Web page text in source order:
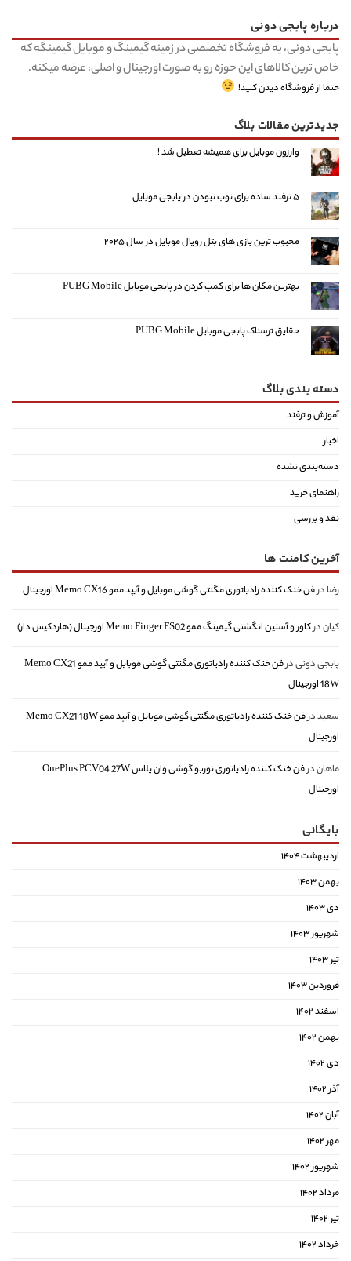
درباره پابجی دونی
پابجی دونی، یه فروشگاه تخصصی در زمینه گیمینگ و موبایل گیمینگه که
خاص ترین کالاهای این حوزه رو به صورت اورجینال و اصلی، عرضه میکنه.
حتما از فروشگاه دیدن کنید!
جدیدترین مقالات بلاگ
وارزون موبایل برای همیشه تعطیل شد !
۵ ترفند ساده برای نوب نبودن در پابجی موبایل
محبوب ترین بازی های بتل رویال موبایل در سال ۲۰۲۵
بهترین مکان ها برای کمپ کردن در پابجی موبایل PUBG Mobile
حقایق ترسناک پابجی موبایل PUBG Mobile
دسته بندی بلاگ
آموزش و ترفند
اخبار
دسته‌بندی نشده
راهنمای خرید
نقد و بررسی
آخرین کامنت ها
رضادرفن خنک کننده رادیاتوری مگنتی گوشی موبایل و آیپد ممو Memo CX16 اورجینال
کیاندرکاور و آستین انگشتی گیمینگ ممو Memo Finger FS02 اورجینال (هاردکیس دار)
پابجی دونیدر
فن خنک کننده رادیاتوری مگنتی گوشی موبایل و آیپد ممو Memo CX21
18W اورجینال
سعیددر
فن خنک کننده رادیاتوری مگنتی گوشی موبایل و آیپد ممو Memo CX21 18W
اورجینال
ماهاندر
فن خنک کننده رادیاتوری توربو گوشی وان پلاس OnePlus PCV04 27W
اورجینال
بایگانی
اردیبهشت ۱۴۰۴
بهمن ۱۴۰۳
دی ۱۴۰۳
شهریور ۱۴۰۳
تیر ۱۴۰۳
فروردین ۱۴۰۳
اسفند ۱۴۰۲
بهمن ۱۴۰۲
دی ۱۴۰۲
آذر ۱۴۰۲
آبان ۱۴۰۲
مهر ۱۴۰۲
شهریور ۱۴۰۲
مرداد ۱۴۰۲
تیر ۱۴۰۲
خرداد ۱۴۰۲